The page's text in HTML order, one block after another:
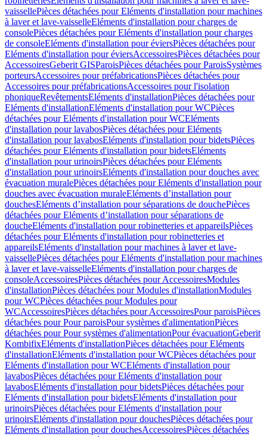
vaissellePièces détachées pour Eléments d'installation pour machines
à laver et lave-vaisselleEléments d'installation pour charges de
consolePièces détachées pour Eléments d'installation pour charges
de consoleEléments d'installation pour éviersPièces détachées pour
Eléments d'installation pour éviersAccessoiresPièces détachées pour
AccessoiresGeberit GISParoisPièces détachées pour ParoisSystèmes
porteursAccessoires pour préfabricationsPièces détachées pour
Accessoires pour préfabricationsAccessoires pour l'isolation
phoniqueRevêtementsEléments d'installationPièces détachées pour
Eléments d'installationEléments d'installation pour WCPièces
détachées pour Eléments d'installation pour WCEléments
d'installation pour lavabosPièces détachées pour Eléments
d'installation pour lavabosEléments d'installation pour bidetsPièces
détachées pour Eléments d'installation pour bidetsEléments
d'installation pour urinoirsPièces détachées pour Eléments
d'installation pour urinoirsEléments d'installation pour douches avec
évacuation muralePièces détachées pour Eléments d'installation pour
douches avec évacuation muraleEléments d’installation pour
douchesEléments d’installation pour séparations de douchePièces
détachées pour Eléments d’installation pour séparations de
doucheEléments d'installation pour robinetteries et appareilsPièces
détachées pour Eléments d'installation pour robinetteries et
appareilsEléments d'installation pour machines à laver et lave-
vaissellePièces détachées pour Eléments d'installation pour machines
à laver et lave-vaisselleEléments d'installation pour charges de
consoleAccessoiresPièces détachées pour AccessoiresModules
d'installationPièces détachées pour Modules d'installationModules
pour WCPièces détachées pour Modules pour
WCAccessoiresPièces détachées pour AccessoiresPour paroisPièces
détachées pour Pour paroisPour systèmes d'alimentationPièces
détachées pour Pour systèmes d'alimentationPour évacuationGeberit
KombifixEléments d'installationPièces détachées pour Eléments
d'installationEléments d'installation pour WCPièces détachées pour
Eléments d'installation pour WCEléments d'installation pour
lavabosPièces détachées pour Eléments d'installation pour
lavabosEléments d'installation pour bidetsPièces détachées pour
Eléments d'installation pour bidetsEléments d'installation pour
urinoirsPièces détachées pour Eléments d'installation pour
urinoirsEléments d'installation pour douchesPièces détachées pour
Eléments d'installation pour douchesAccessoiresPièces détachées